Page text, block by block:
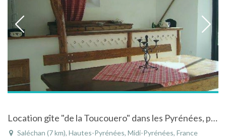
Location gîte "de la Toucouero" dans les Pyrénées, près de Luchon
Saléchan (7 km), Hautes-Pyrénées, Midi-Pyrénées, France